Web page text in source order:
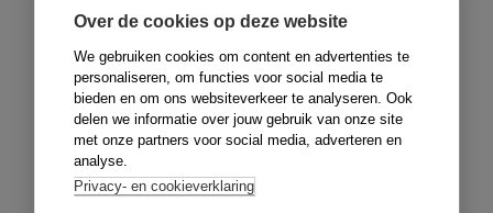
Over de cookies op deze website
We gebruiken cookies om content en advertenties te
personaliseren, om functies voor social media te
bieden en om ons websiteverkeer te analyseren. Ook
delen we informatie over jouw gebruik van onze site
met onze partners voor social media, adverteren en
analyse.
Privacy- en cookieverklaring
Je moet ingelogd zijn om deze website te
kunnen gebruiken. Om te kunnen inloggen,
moet je je registreren met de code voor in
je boek. Heb je geen boek, klik dan hier.